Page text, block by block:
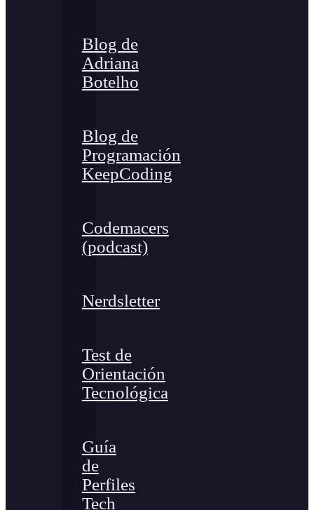
Blog de
Adriana
Botelho
Blog de
Programación
KeepCoding
Codemacers
(podcast)
Nerdsletter
Test de
Orientación
Tecnológica
Guía
de
Perfiles
Tech